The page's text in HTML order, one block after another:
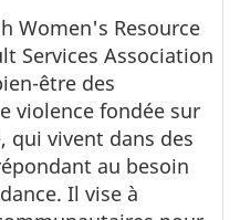
Women's Resource
Services Association
être des
violence fondée sur
qui vivent dans des
au besoin
Il vise à